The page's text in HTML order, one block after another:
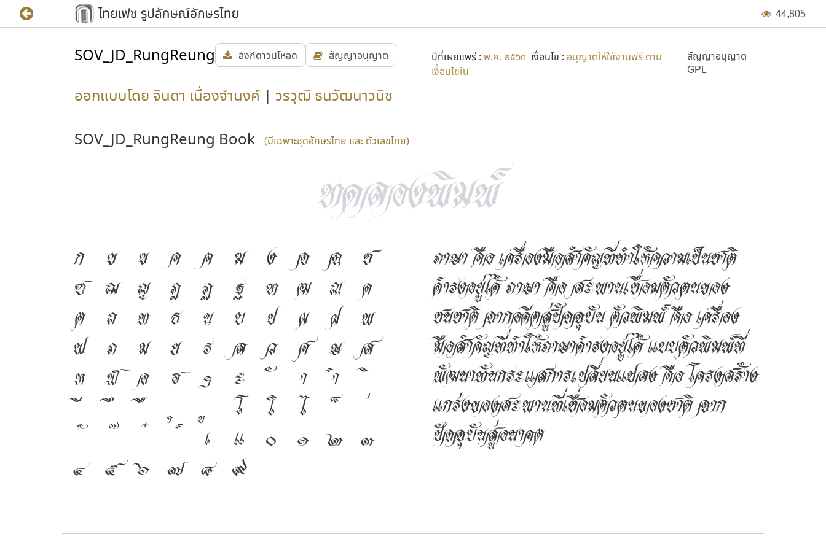
44,805
SOV_JD_RungReung ลิงก์ดาวน์โหลด สัญญาอนุญาต ปีที่เผยแพร่ : พ.ศ. ๒๕๖๓ เงื่อนไข : อนุญาตให้ใช้งานฟรี ตาม
เงื่อนไขใน
สัญญาอนุญาต
GPL
ออกแบบโดย จินดา เนื่องจำนงค์ | วรวุฒิ ธนวัฒนาวนิช
SOV_JD_RungReung Book (มีเฉพาะชุดอักษรไทย และ ตัวเลขไทย)
ก ข ฃ ค ฅ ฆ ง จ ฉ
ช
ซ ฌ ญ ฎ ฏ ฐ ฑ ฒ ณ ด
ต
ถ ท ธ น บ ป ผ ฝ
พ
ฟ
ภ ม ย ร ล ว ศ ษ ส
ห ฬ อ ฮ ฯ ะ า
ำ
โ
ใ
ไ
เ
แ ๐ ๑ ๒ ๓
๔ ๕ ๖ ๗ ๘ ๙
ภาษา คือ เครื่องมือสำคัญที่ทำให้ความเป็นชาติ
ดำรงอยู่ได้ ภาษา คือ สะพานเชื่อมตัวตนของ
ชนชาติ จากอดีตสู่ปัจจุบัน ตัวพิมพ์ คือ เครื่อง
มือสำคัญที่ทำให้ภาษาดำรงอยู่ได้ แบบตัวพิมพ์ที่
พัฒนาทันกระแสการเปลี่ยนแปลง คือ โครงสร้าง
แกร่งของสะพานที่เชื่อมตัวตนของชาติ จาก
ปัจจุบันสู่อนาคต